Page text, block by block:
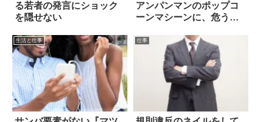
る若者の発言にショック
を隠せない
アンパンマンのポップコ
ーンマシーンに、危うく
生活と仕事 仕事